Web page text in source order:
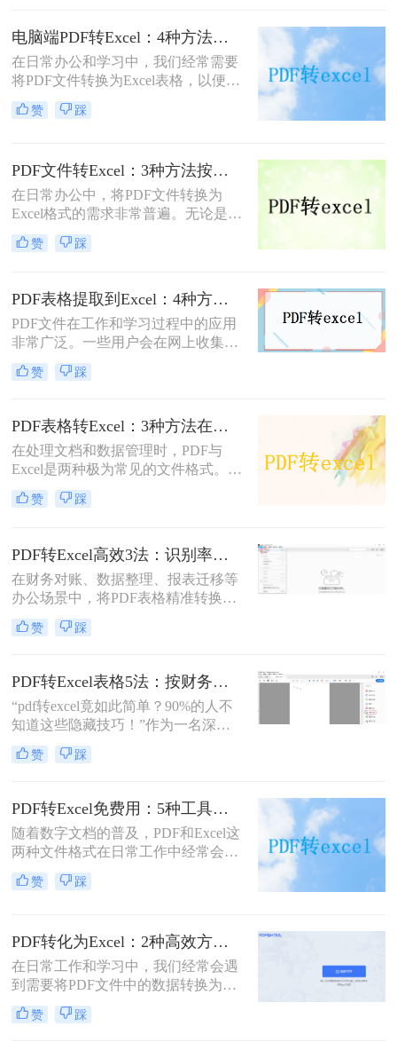
来实现这一目标。
电脑端PDF转Excel：4种方法的安装配置和操作流程差异！
在日常办公和学习中，我们经常需要
将PDF文件转换为Excel表格，以便更
好地进行数据分析和处理。那么电脑
如何pdf转excel呢？本文将介绍四种常
赞 踩
PDF文件转Excel：3种方法按单页/多页/批量场景推荐！
在日常办公中，将PDF文件转换为
Excel格式的需求非常普遍。无论是为
了更好地编辑表格数据、进行数据分
析还是与其他同事共享信息，掌握有
怎么转换成excel呢？本文将详细介绍
三种常见的PDF转Excel的方法。
赞 踩
PDF表格提取到Excel：4种方法按表格复杂度选，扫描件要单独处理！
PDF文件在工作和学习过程中的应用
非常广泛。一些用户会在网上收集一
些PDF数据想借鉴其中的一些内容来
制作Excel表格，故而他们需要转换格
呢？接下来分享四种快速完成转换的
方法。
赞 踩
PDF表格转Excel：3种方法在合并单元格和跨页表格上的处理差异！
在处理文档和数据管理时，PDF与
Excel是两种极为常见的文件格式。
PDF（可移植文档格式）的核心价值
在于确保文档在不同设备和软件间的
和可读性；而Excel作为电子表格软
件，则侧重于数据的处理、分析和计
算，其灵活性和动态性远胜于PDF。
将PDF表格转换为Excel表格，能够提
高数据利用效率，更好地管理和分析
数据。那么pdf表格怎么转成excel呢？
Excel的方法。
赞 踩
PDF转Excel高效3法：识别率、速度和批量处理能力全对比！
在财务对账、数据整理、报表迁移等
办公场景中，将PDF表格精准转换为
Excel是高频刚需。但PDF作为固定版
式文件，直接转换易出现格式错乱、
那么pdf怎么转换成excel呢？本文严格
筛选3种方案，结合实测效果、操作
细节与安全提示，提供可落地的解决
方案。
赞 踩
PDF转Excel表格5法：按财务报表、采购单、考勤表3种场景选！
“pdf转excel竟如此简单？90%的人不
知道这些隐藏技巧！”作为一名深耕
电脑办公软件测评多年的博主，我常
被问及“PDF怎么转换成Excel表格”这
经验，揭秘几种超实用方法，助你轻
松突破信息提取瓶颈。
赞 踩
PDF转Excel免费用：5种工具的文件限制和识别精度对比！
随着数字文档的普及，PDF和Excel这
两种文件格式在日常工作中经常会被
用到。有时，我们可能需要将PDF中
的表格数据转换为Excel格式以便进行
PDF转换成Excel的方法，帮助你轻松
完成这一任务。
赞 踩
PDF转化为Excel：2种高效方法的OCR设置和输出调优！
在日常工作和学习中，我们经常会遇
到需要将PDF文件中的数据转换为
Excel表格的情况。无论是为了便于编
辑还是数据分析，掌握怎么将pdf转化
赞 踩